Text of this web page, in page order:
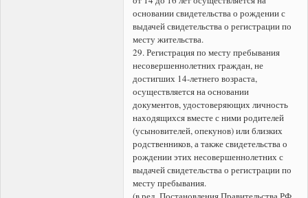
основании свидетельства о рождении с
выдачей свидетельства о регистрации по
месту жительства.
29. Регистрация по месту пребывания
несовершеннолетних граждан, не
достигших 14-летнего возраста,
осуществляется на основании
документов, удостоверяющих личность
находящихся вместе с ними родителей
(усыновителей, опекунов) или близких
родственников, а также свидетельства о
рождении этих несовершеннолетних с
выдачей свидетельства о регистрации по
месту пребывания.